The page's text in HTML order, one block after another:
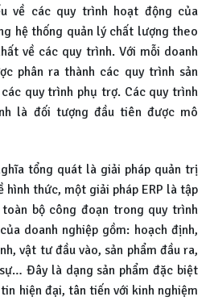
về các quy trình hoạt động của
hệ thống quản lý chất lượng theo
về các quy trình. Với mỗi doanh
phân ra thành các quy trình sản
quy trình phụ trợ. Các quy trình
là đối tượng đầu tiên được mô
tổng quát là giải pháp quản trị
hình thức, một giải pháp ERP là tập
bộ công đoạn trong quy trình
doanh nghiệp gồm: hoạch định,
vật tư đầu vào, sản phẩm đầu ra,
Đây là dạng sản phẩm đặc biệt
hiện đại, tân tiến với kinh nghiệm